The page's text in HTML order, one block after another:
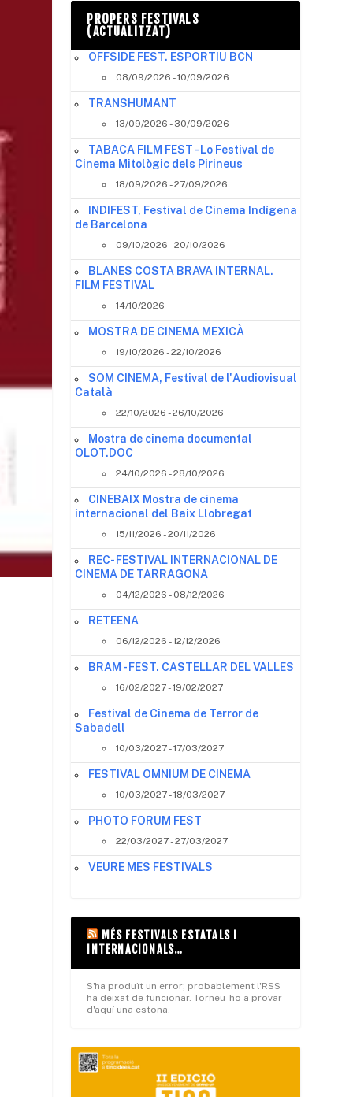
PROPERS FESTIVALS
(ACTUALITZAT)
OFFSIDE FEST. ESPORTIU BCN
08/09/2026 - 10/09/2026
TRANSHUMANT
13/09/2026 - 30/09/2026
TABACA FILM FEST - Lo Festival de
Cinema Mitològic dels Pirineus
18/09/2026 - 27/09/2026
INDIFEST, Festival de Cinema Indígena
de Barcelona
09/10/2026 - 20/10/2026
BLANES COSTA BRAVA INTERNAL.
FILM FESTIVAL
14/10/2026
MOSTRA DE CINEMA MEXICÀ
19/10/2026 - 22/10/2026
SOM CINEMA, Festival de l'Audiovisual
Català
22/10/2026 - 26/10/2026
Mostra de cinema documental
OLOT.DOC
24/10/2026 - 28/10/2026
CINEBAIX Mostra de cinema
internacional del Baix Llobregat
15/11/2026 - 20/11/2026
REC- FESTIVAL INTERNACIONAL DE
CINEMA DE TARRAGONA
04/12/2026 - 08/12/2026
RETEENA
06/12/2026 - 12/12/2026
BRAM - FEST. CASTELLAR DEL VALLES
16/02/2027 - 19/02/2027
Festival de Cinema de Terror de
Sabadell
10/03/2027 - 17/03/2027
FESTIVAL OMNIUM DE CINEMA
10/03/2027 - 18/03/2027
PHOTO FORUM FEST
22/03/2027 - 27/03/2027
VEURE MES FESTIVALS
MÉS FESTIVALS ESTATALS I
INTERNACIONALS…
S'ha produït un error; probablement l'RSS
ha deixat de funcionar. Torneu-ho a provar
d'aquí una estona.